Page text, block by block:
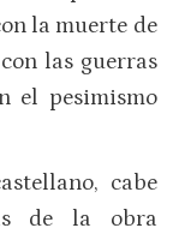
la muerte de
las guerras
el pesimismo
cabe
de la obra